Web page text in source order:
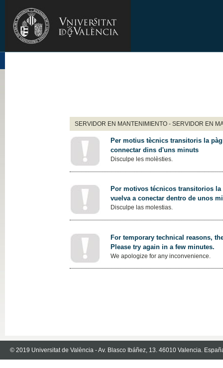
SERVIDOR EN MANTENIMIENTO - SERVIDOR EN
Per motius tècnics transitoris la
connectar dins d'uns minuts
Disculpe les molèsties.
Por motivos técnicos transitorios
vuelva a conectar dentro de unos
Disculpe las molestias.
For temporary technical reasons,
Please try again in a few minutes.
We apologize for any inconvenience.
© 2019 Universitat de València - Av. Blasco Ibáñez, 13. 46010 Valencia.